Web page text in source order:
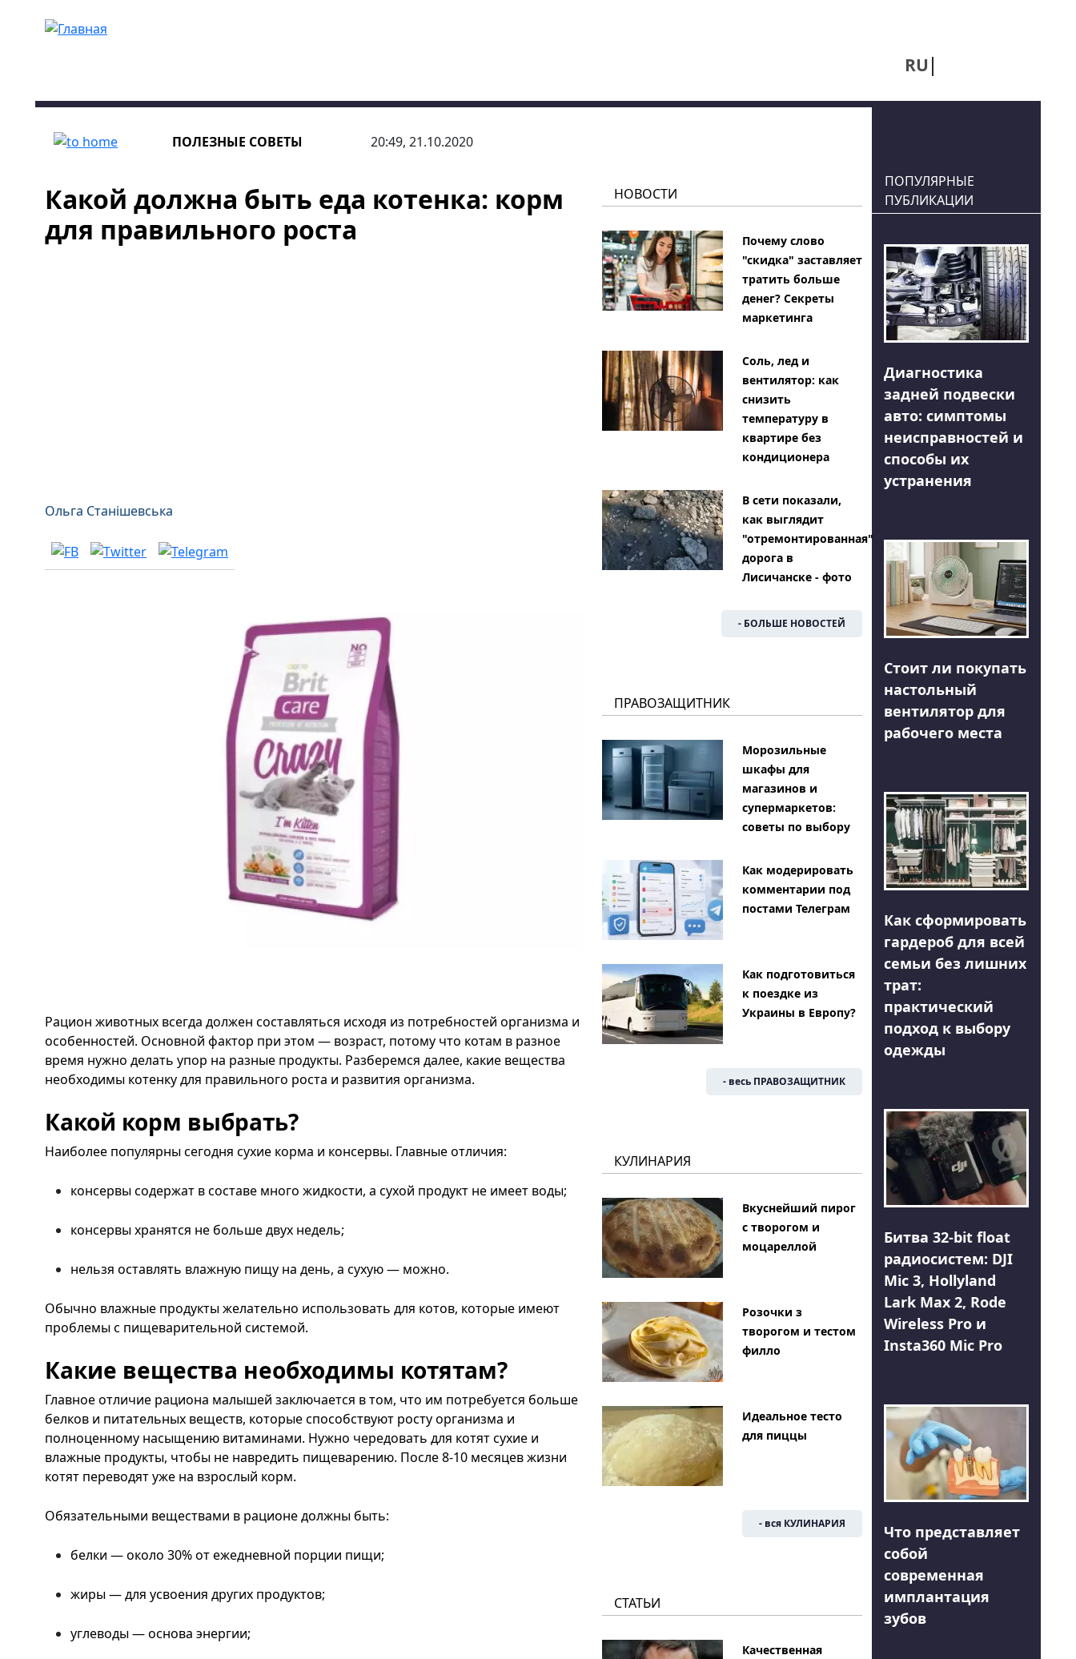
RU
ПОЛЕЗНЫЕ СОВЕТЫ 20:49, 21.10.2020
Какой должна быть еда котенка: корм
для правильного роста
Ольга Станішевська
Рацион животных всегда должен составляться исходя из потребностей организма и
особенностей. Основной фактор при этом — возраст, потому что котам в разное
время нужно делать упор на разные продукты. Разберемся далее, какие вещества
необходимы котенку для правильного роста и развития организма.
Какой корм выбрать?
Наиболее популярны сегодня сухие корма и консервы. Главные отличия:
консервы содержат в составе много жидкости, а сухой продукт не имеет воды;
консервы хранятся не больше двух недель;
нельзя оставлять влажную пищу на день, а сухую — можно.
Обычно влажные продукты желательно использовать для котов, которые имеют
проблемы с пищеварительной системой.
Какие вещества необходимы котятам?
Главное отличие рациона малышей заключается в том, что им потребуется больше
белков и питательных веществ, которые способствуют росту организма и
полноценному насыщению витаминами. Нужно чередовать для котят сухие и
влажные продукты, чтобы не навредить пищеварению. После 8-10 месяцев жизни
котят переводят уже на взрослый корм.
Обязательными веществами в рационе должны быть:
белки — около 30% от ежедневной порции пищи;
жиры — для усвоения других продуктов;
углеводы — основа энергии;
НОВОСТИ
Почему слово
"скидка" заставляет
тратить больше
денег? Секреты
маркетинга
Соль, лед и
вентилятор: как
снизить
температуру в
квартире без
кондиционера
В сети показали,
как выглядит
"отремонтированная"
дорога в
Лисичанске - фото
- БОЛЬШЕ НОВОСТЕЙ
ПРАВОЗАЩИТНИК
Морозильные
шкафы для
магазинов и
супермаркетов:
советы по выбору
Как модерировать
комментарии под
постами Телеграм
Как подготовиться
к поездке из
Украины в Европу?
- весь ПРАВОЗАЩИТНИК
КУЛИНАРИЯ
Вкуснейший пирог
с творогом и
моцареллой
Розочки з
творогом и тестом
филло
Идеальное тесто
для пиццы
- вся КУЛИНАРИЯ
СТАТЬИ
Качественная
ПОПУЛЯРНЫЕ
ПУБЛИКАЦИИ
Диагностика
задней подвески
авто: симптомы
неисправностей и
способы их
устранения
Стоит ли покупать
настольный
вентилятор для
рабочего места
Как сформировать
гардероб для всей
семьи без лишних
трат:
практический
подход к выбору
одежды
Битва 32-bit float
радиосистем: DJI
Mic 3, Hollyland
Lark Max 2, Rode
Wireless Pro и
Insta360 Mic Pro
Что представляет
собой
современная
имплантация
зубов